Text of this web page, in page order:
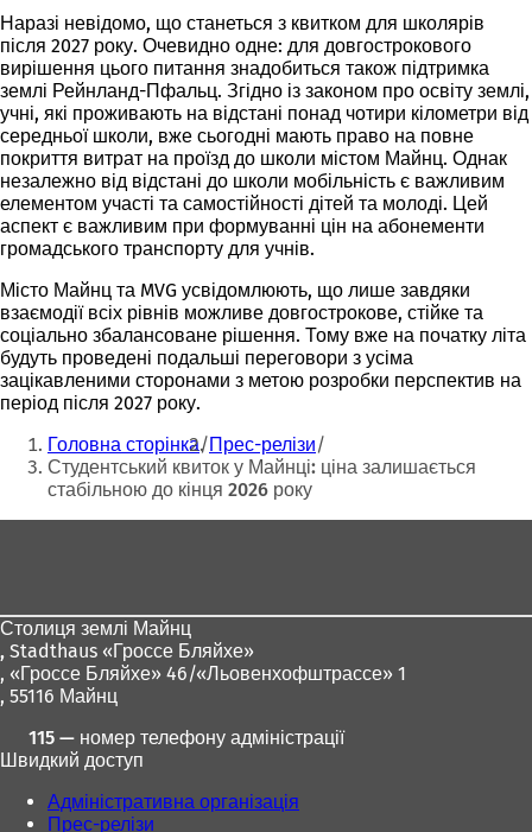
Наразі невідомо, що станеться з квитком для школярів
після 2027 року. Очевидно одне: для довгострокового
вирішення цього питання знадобиться також підтримка
землі Рейнланд-Пфальц. Згідно із законом про освіту землі,
учні, які проживають на відстані понад чотири кілометри від
середньої школи, вже сьогодні мають право на повне
покриття витрат на проїзд до школи містом Майнц. Однак
незалежно від відстані до школи мобільність є важливим
елементом участі та самостійності дітей та молоді. Цей
аспект є важливим при формуванні цін на абонементи
громадського транспорту для учнів.
Місто Майнц та MVG усвідомлюють, що лише завдяки
взаємодії всіх рівнів можливе довгострокове, стійке та
соціально збалансоване рішення. Тому вже на початку літа
будуть проведені подальші переговори з усіма
зацікавленими сторонами з метою розробки перспектив на
період після 2027 року.
Ти
тут:
Головна сторінка Прес-релізи
Студентський квиток у Майнці: ціна залишається
стабільною до кінця 2026 року
Столиця землі Майнц
, Stadthaus «Гроссе Бляйхе»
, «Гроссе Бляйхе» 46/«Льовенхофштрассе» 1
, 55116 Майнц
115 — номер телефону адміністрації
Швидкий доступ
Адміністративна організація
Прес-релізи